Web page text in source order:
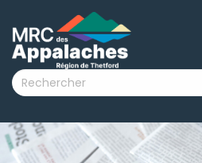
submenu (La MRC )
submenu (Citoyens )
submenu (Visiteurs )